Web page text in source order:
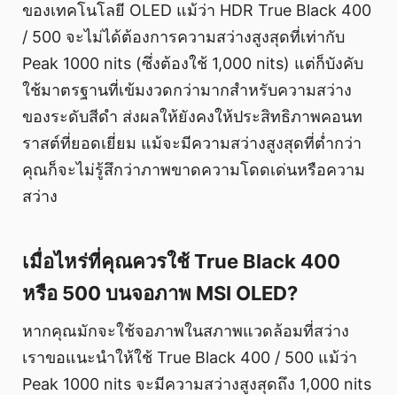
ของเทคโนโลยี OLED แม้ว่า HDR True Black 400
/ 500 จะไม่ได้ต้องการความสว่างสูงสุดที่เท่ากับ
Peak 1000 nits (ซึ่งต้องใช้ 1,000 nits) แต่ก็บังคับ
ใช้มาตรฐานที่เข้มงวดกว่ามากสำหรับความสว่าง
ของระดับสีดำ ส่งผลให้ยังคงให้ประสิทธิภาพคอนท
ราสต์ที่ยอดเยี่ยม แม้จะมีความสว่างสูงสุดที่ต่ำกว่า
คุณก็จะไม่รู้สึกว่าภาพขาดความโดดเด่นหรือความ
สว่าง
เมื่อไหร่ที่คุณควรใช้ True Black 400
หรือ 500 บนจอภาพ MSI OLED?
หากคุณมักจะใช้จอภาพในสภาพแวดล้อมที่สว่าง
เราขอแนะนำให้ใช้ True Black 400 / 500 แม้ว่า
Peak 1000 nits จะมีความสว่างสูงสุดถึง 1,000 nits